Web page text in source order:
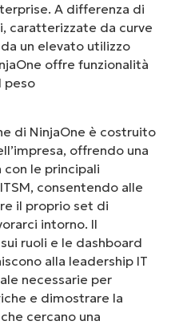
A differenza di
caratterizzate da curve
un elevato utilizzo
offre funzionalità
peso
di NinjaOne è costruito
offrendo una
le principali
consentendo alle
il proprio set di
intorno. Il
ruoli e le dashboard
alla leadership IT
necessarie per
e dimostrare la
cercano una